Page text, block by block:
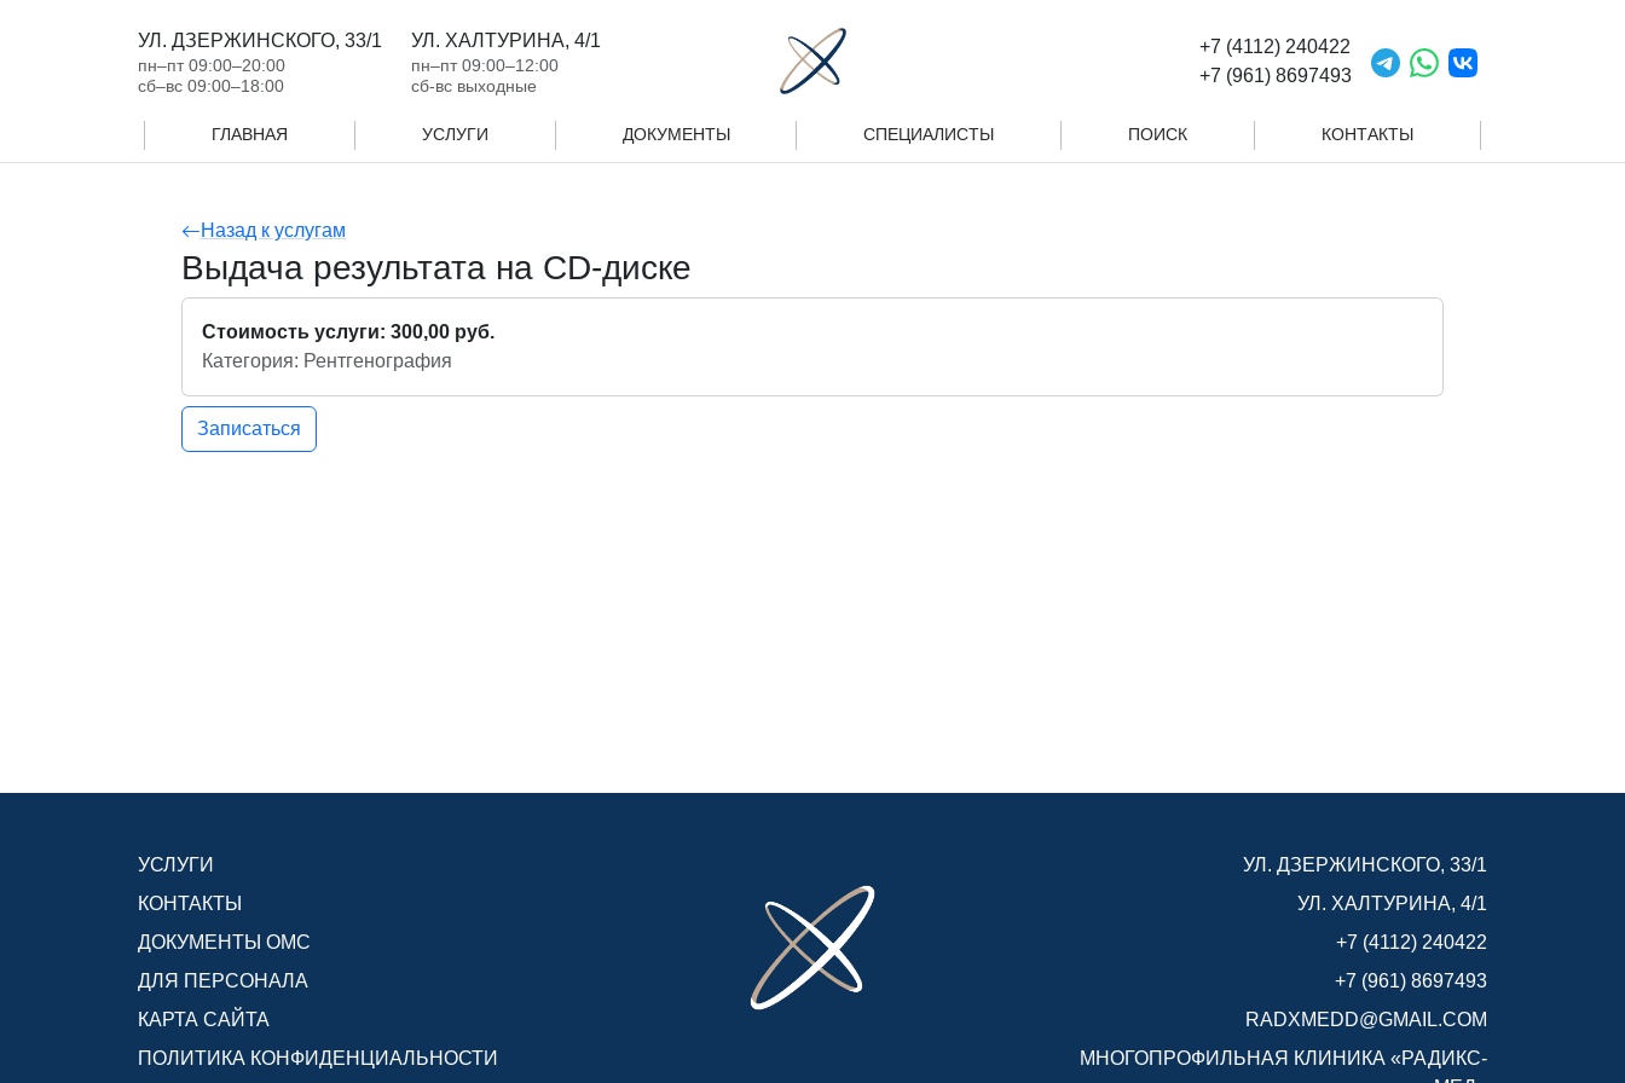
УЛ. ДЗЕРЖИНСКОГО, 33/1
пн‒пт 09:00‒20:00
сб‒вс 09:00‒18:00
УЛ. ХАЛТУРИНА, 4/1
пн‒пт 09:00‒12:00
сб-вс выходные
+7 (4112) 240422
+7 (961) 8697493
ГЛАВНАЯ УСЛУГИ ДОКУМЕНТЫ СПЕЦИАЛИСТЫ ПОИСК КОНТАКТЫ
Назад к услугам
Выдача результата на CD-диске
Стоимость услуги: 300,00 руб.
Категория: Рентгенография
Записаться
УСЛУГИ
КОНТАКТЫ
ДОКУМЕНТЫ ОМС
ДЛЯ ПЕРСОНАЛА
КАРТА САЙТА
ПОЛИТИКА КОНФИДЕНЦИАЛЬНОСТИ
УЛ. ДЗЕРЖИНСКОГО, 33/1
УЛ. ХАЛТУРИНА, 4/1
+7 (4112) 240422
+7 (961) 8697493
RADXMEDD@GMAIL.COM
МНОГОПРОФИЛЬНАЯ КЛИНИКА «РАДИКС-